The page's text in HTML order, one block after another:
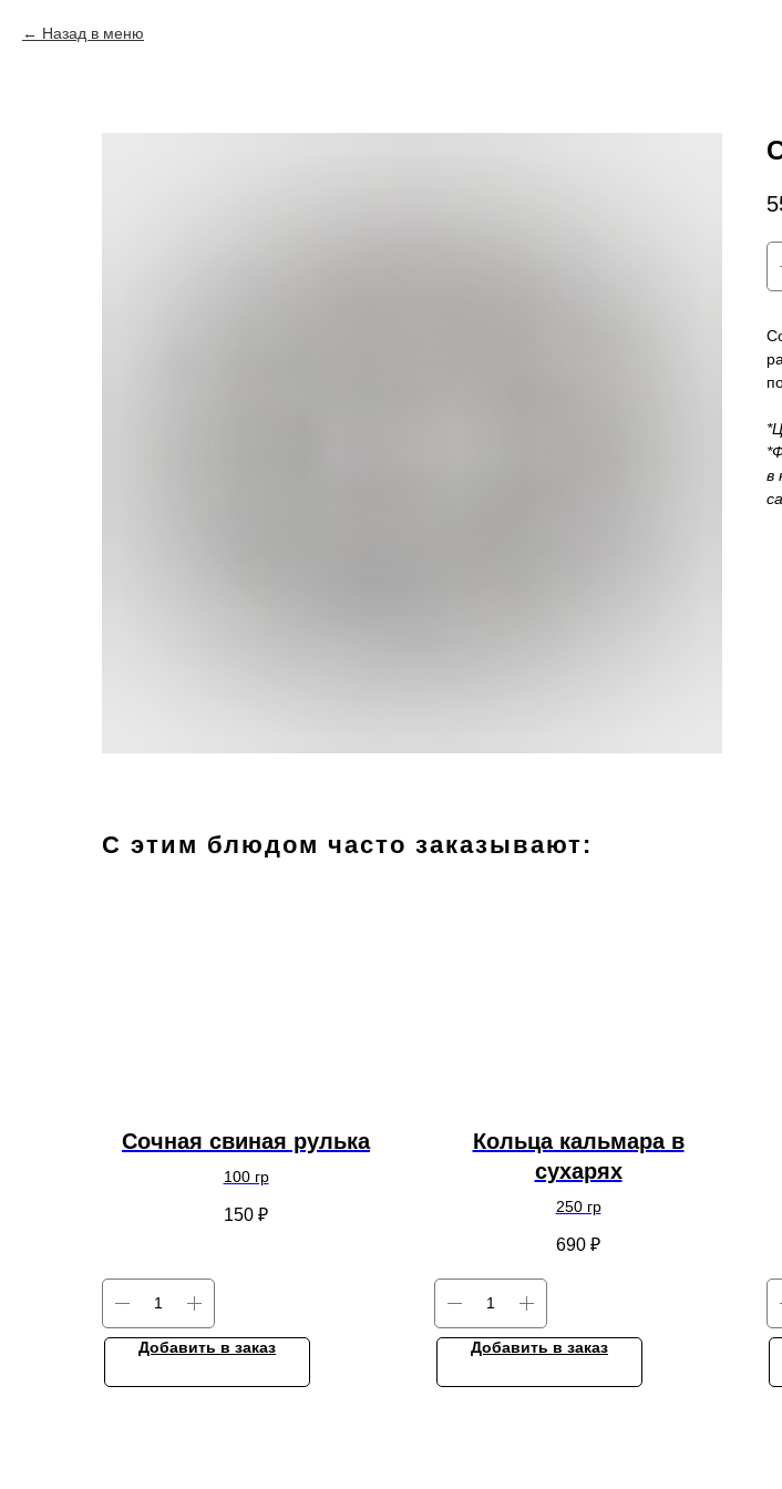
Назад в меню
в
С этим блюдом часто заказывают:
Сочная свиная рулька
100 гр
150 ₽
Добавить в заказ
Кольца кальмара в
сухарях
250 гр
690 ₽
Добавить в заказ